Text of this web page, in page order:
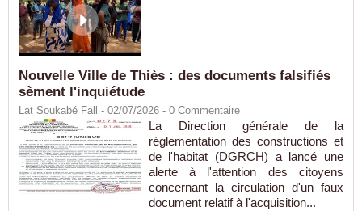
Nouvelle Ville de Thiès : des documents falsifiés
sèment l'inquiétude
Lat Soukabé Fall - 02/07/2026 - 0 Commentaire
La Direction générale de la
réglementation des constructions et
de l'habitat (DGRCH) a lancé une
alerte à l'attention des citoyens
concernant la circulation d'un faux
document relatif à l'acquisition...